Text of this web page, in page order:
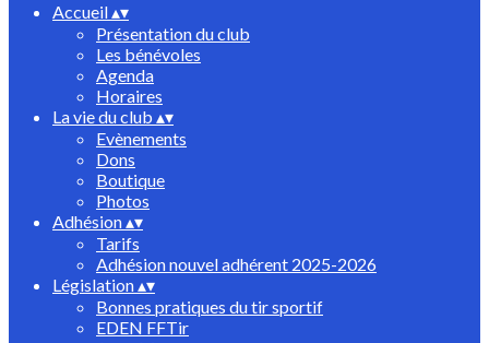
Accueil▴▾
Présentation du club
Les bénévoles
Agenda
Horaires
La vie du club ▴▾
Evènements
Dons
Boutique
Photos
Adhésion▴▾
Tarifs
Adhésion nouvel adhérent 2025-2026
Législation▴▾
Bonnes pratiques du tir sportif
EDEN FFTir